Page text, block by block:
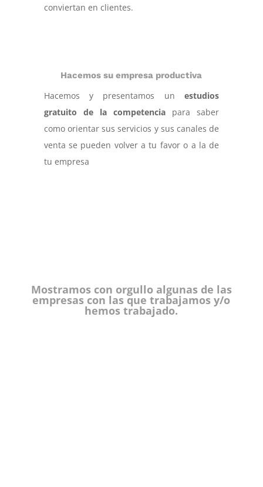
conviertan en clientes.
Hacemos su empresa productiva
Hacemos y presentamos unestudios
gratuito de la competencia para saber
como orientar sus servicios y sus canales de
venta se pueden volver a tu favor o a la de
tu empresa
Mostramos con orgullo algunas de las
empresas con las que trabajamos y/o
hemos trabajado.